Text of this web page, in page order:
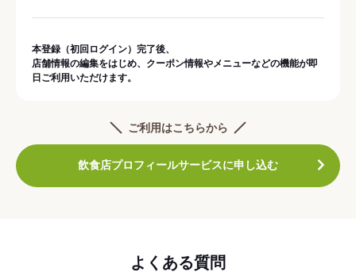
本登録（初回ログイン）完了後、
店舗情報の編集をはじめ、クーポン情報やメニューなどの機能が即
日ご利用いただけます。
ご利用はこちらから
飲食店プロフィールサービスに申し込む
よくある質問